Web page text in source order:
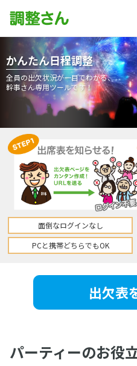
かんたん日程調整
全員の出欠状況が一目でわかる、
幹事さん専用ツールです！
面倒なログインなし
PCと携帯どちらでもOK
出欠表
パーティーのお役